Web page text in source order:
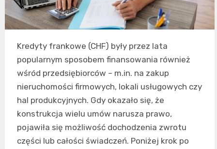
Kredyty frankowe (CHF) były przez lata
popularnym sposobem finansowania również
wśród przedsiębiorców – m.in. na zakup
nieruchomości firmowych, lokali usługowych czy
hal produkcyjnych. Gdy okazało się, że
konstrukcja wielu umów narusza prawo,
pojawiła się możliwość dochodzenia zwrotu
części lub całości świadczeń. Poniżej krok po